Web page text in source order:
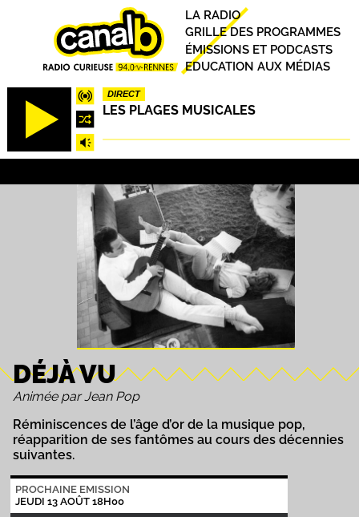
DIRECT
LES PLAGES MUSICALES
Principal
LA RADIO
GRILLE DES PROGRAMMES
ÉMISSIONS ET PODCASTS
EDUCATION AUX MÉDIAS
DÉJÀ VU
Animée par Jean Pop
Réminiscences de l’âge d’or de la musique pop,
réapparition de ses fantômes au cours des décennies
suivantes.
PROCHAINE EMISSION
JEUDI 13 AOÛT 18H00